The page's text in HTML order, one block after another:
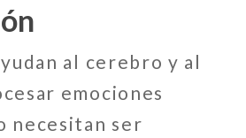
al cerebro y al
emociones
necesitan ser